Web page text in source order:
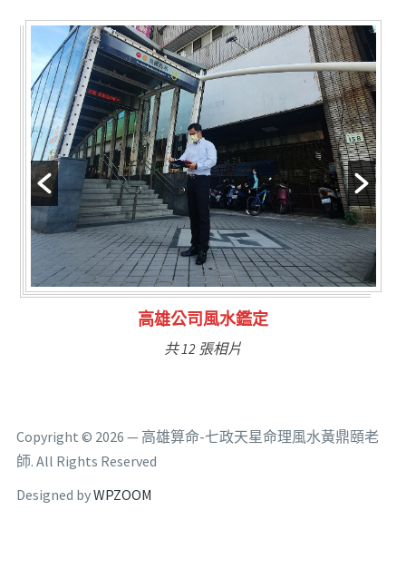
林氏福主量子生基造命
共 6 張相片
Copyright © 2026 — 高雄算命-七政天星命理風水黃鼎頤老
師. All Rights Reserved
Designed byWPZOOM